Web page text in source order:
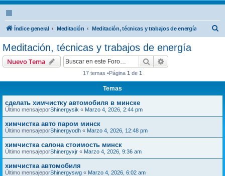
Índice general Meditación Meditación, técnicas y trabajos de energía
Meditación, técnicas y trabajos de energía
Nuevo Tema Buscar
17 temas •Página 1 de 1
Temas
сделать химчистку автомобиля в минске
Último mensajeporShinergysik « Marzo 4, 2026, 2:44 pm
химчистка авто паром минск
Último mensajeporShinergyodh « Marzo 4, 2026, 12:48 pm
химчистка салона стоимость минск
Último mensajeporShinergyxjr « Marzo 4, 2026, 9:36 am
химчистка автомобиля
Último mensajeporShinergyswg « Marzo 4, 2026, 6:02 am